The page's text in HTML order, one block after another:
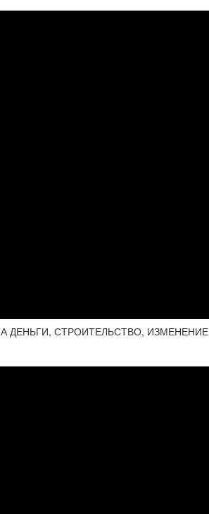
ДЕНЬГИ, СТРОИТЕЛЬСТВО, ИЗМЕНЕНИЕ